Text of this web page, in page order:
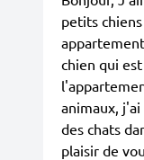
petits
chien qui
animaux,
des chats
plaisir de